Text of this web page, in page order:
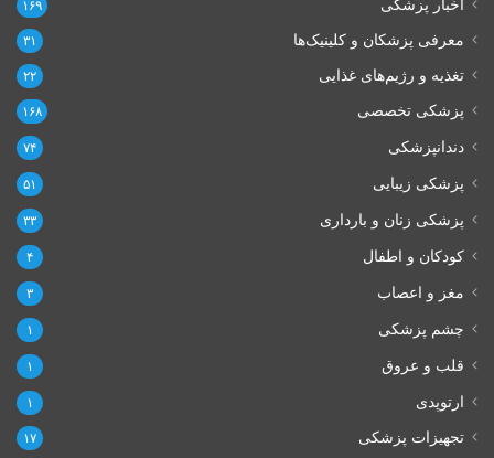
اخبار پزشکی ۱۶۹
معرفی پزشکان و کلینیک‌ها ۳۱
تغذیه و رژیم‌های غذایی ۲۲
پزشکی تخصصی ۱۶۸
دندانپزشکی ۷۴
پزشکی زیبایی ۵۱
پزشکی زنان و بارداری ۳۳
کودکان و اطفال ۴
مغز و اعصاب ۳
چشم پزشکی ۱
قلب و عروق ۱
ارتوپدی ۱
تجهیزات پزشکی ۱۷